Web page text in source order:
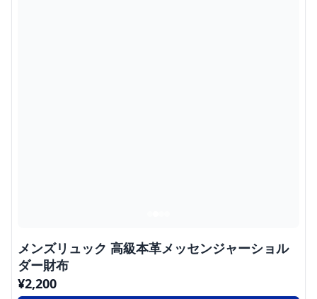
メンズリュック 高級本革メッセンジャーショル
ダー財布
¥2,200